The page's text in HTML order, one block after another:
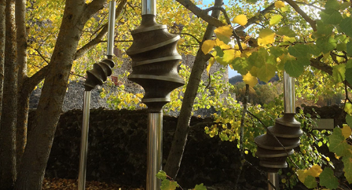
2017
"PARMI LES TREMBLES, SUSPENDUES"